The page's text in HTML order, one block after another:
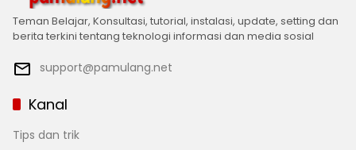
Teman Belajar, Konsultasi, tutorial, instalasi, update, setting dan
berita terkini tentang teknologi informasi dan media sosial
support@pamulang.net
Kanal
Tips dan trik